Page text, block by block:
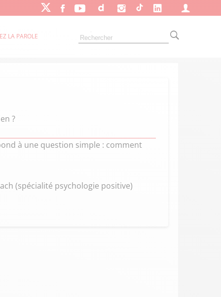
LA PAROLE
?
à une question simple : comment
(spécialité psychologie positive)